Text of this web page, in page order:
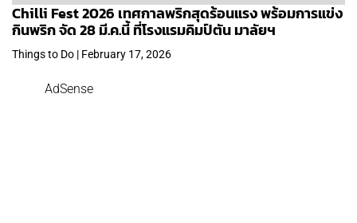
Chilli Fest 2026 เทศกาลพริกสุดร้อนแรง พร้อมการแข่ง
กินพริก จัด 28 มี.ค.นี้ ที่โรงแรมคิมป์ตัน มาลัยฯ
Things to Do | February 17, 2026
AdSense